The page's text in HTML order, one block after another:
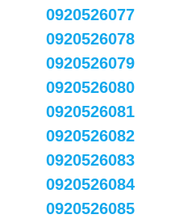
0920526077
0920526078
0920526079
0920526080
0920526081
0920526082
0920526083
0920526084
0920526085